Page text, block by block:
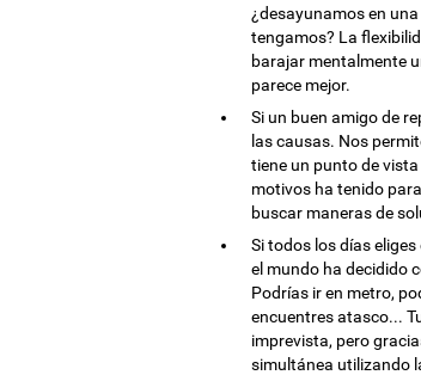
¿desayunamos en
tengamos? La
barajar mentalmente
parece mejor.
Si un buen amigo de
las causas. Nos
tiene un punto de
motivos ha tenido
buscar maneras de
Si todos los días
el mundo ha decidido
Podrías ir en metro,
encuentres atasco...
imprevista, pero
simultánea utilizando